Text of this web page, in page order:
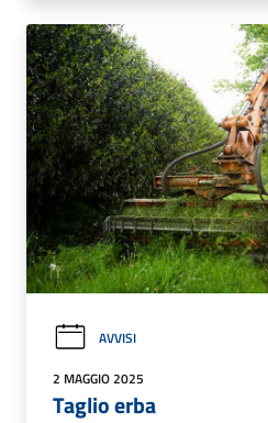
AVVISI
2 MAGGIO 2025
Taglio erba